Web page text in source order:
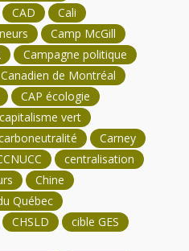
CAD
Cali
Camp McGill
Campagne politique
Canadien de Montréal
CAP écologie
capitalisme vert
Carney
centralisation
Chine
Québec
CHSLD
cible GES